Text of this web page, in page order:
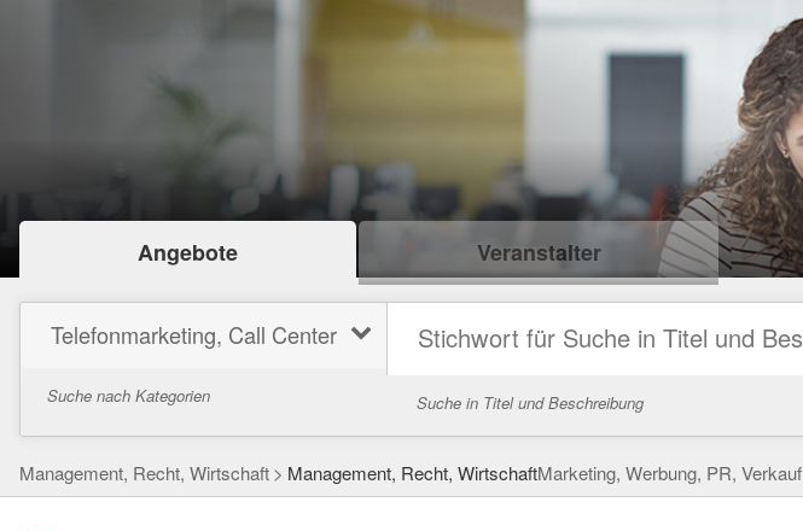
Angebote Veranstalter
Telefonmarketing, Call Center
Suche nach Kategorien Suche in Titel und Beschreibung
Management, Recht, Wirtschaft Management, Recht, WirtschaftMarketing, Werbung, PR, Verkauf